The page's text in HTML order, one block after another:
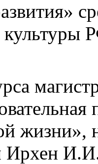
жизни»,
Ирхен